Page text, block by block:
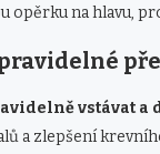
opěrku na hlavu,
vstávat a
a zlepšení